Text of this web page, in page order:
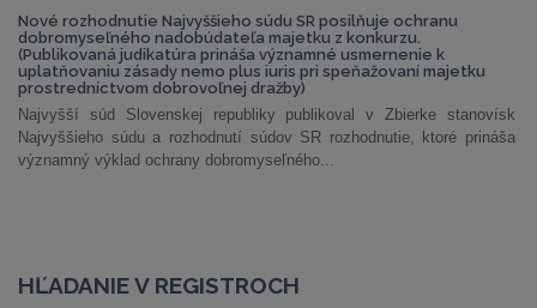
Nové rozhodnutie Najvyššieho súdu SR posilňuje ochranu
dobromyseľného nadobúdateľa majetku z konkurzu.
(Publikovaná judikatúra prináša významné usmernenie k
uplatňovaniu zásady nemo plus iuris pri speňažovaní majetku
prostredníctvom dobrovoľnej dražby)
Najvyšší súd Slovenskej republiky publikoval v Zbierke stanovísk
Najvyššieho súdu a rozhodnutí súdov SR rozhodnutie, ktoré prináša
významný výklad ochrany dobromyseľného...
HĽADANIE V REGISTROCH